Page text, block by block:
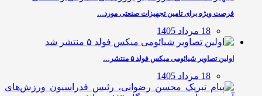
فرصت ویژه برای تامین تجهیزات صنعتی مورد…
18 مرداد 1405
اولین تصاویر شیائومی میکس فولد ۵ منتشر…
18 مرداد 1405